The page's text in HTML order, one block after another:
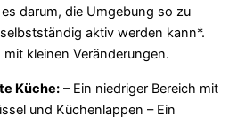
darum, die Umgebung so zu
aktiv werden kann*.
kleinen Veränderungen.
Küche: – Ein niedriger Bereich mit
und Küchenlappen – Ein